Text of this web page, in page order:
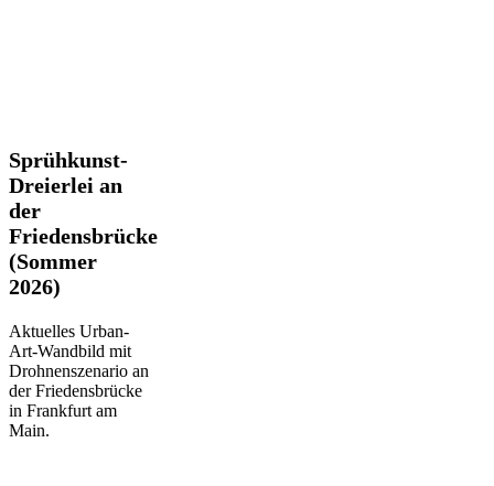
Sprühkunst-
Dreierlei
an
der
Friedensbrücke
(Sommer
2026)
Sprühkunst-
Dreierlei an
der
Friedensbrücke
(Sommer
2026)
Aktuelles Urban-
Art-Wandbild mit
Drohnenszenario an
der Friedensbrücke
in Frankfurt am
Main.